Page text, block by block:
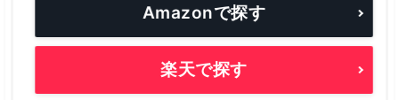
Amazonで探す
楽天で探す